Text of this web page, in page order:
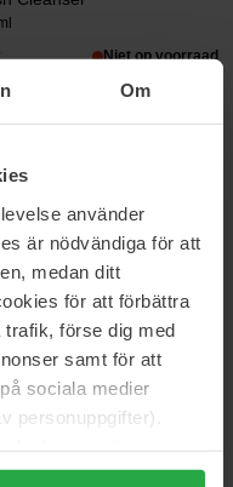
Om
använder
är nödvändiga för att
medan ditt
för att förbättra
förse dig med
samt för att
sociala medier
personuppgifter).
accepterar du
Niet op voorraad
Blend Bear